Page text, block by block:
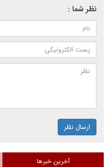
نظر شما :
ارسال نظر
آخرین خبرها